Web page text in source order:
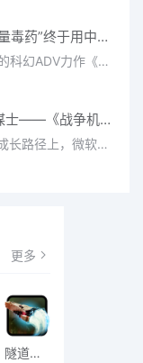
时隔三月，这款“销量毒药”终于用中文征服了我
时隔三个月，香草社的科幻ADV力作《十三机兵防卫圈》终于如期推出了中文版，让广大国内玩家可以无障碍地品味这
从射击硬汉到回合谋士——《战争机器：战略版》如何演绎另一位猛男的传奇
在对待自家顶级IP的成长路径上，微软一直有着一套别具一格的做法。不同于日本厂商喜欢将不同知名IP融合在一起
更多
隧道逃脱